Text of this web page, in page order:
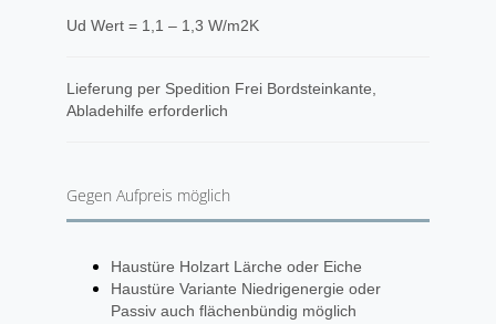
Ud Wert = 1,1 – 1,3 W/m2K
Lieferung per Spedition Frei Bordsteinkante,
Abladehilfe erforderlich
Gegen Aufpreis möglich
Haustüre Holzart Lärche oder Eiche
Haustüre Variante Niedrigenergie oder
Passiv auch flächenbündig möglich